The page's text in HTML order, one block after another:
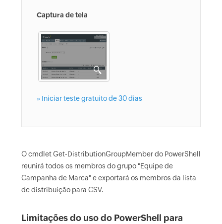
Captura de tela
» Iniciar teste gratuito de 30 dias
O cmdlet Get-DistributionGroupMember do PowerShell
reunirá todos os membros do grupo "Equipe de
Campanha de Marca" e exportará os membros da lista
de distribuição para CSV.
Limitações do uso do PowerShell para